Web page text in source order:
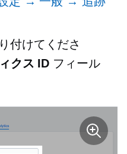
付けてくださ
クス ID フィール